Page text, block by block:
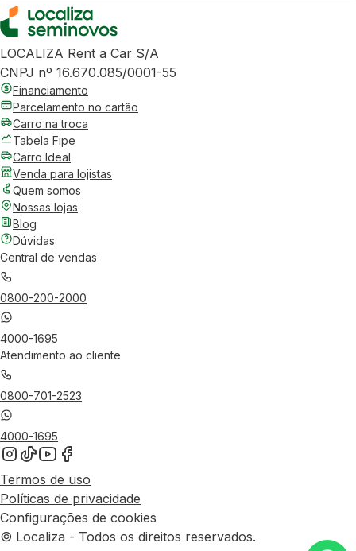
LOCALIZA Rent a Car S/A
CNPJ nº 16.670.085/0001-55
Financiamento
Parcelamento no cartão
Carro na troca
Tabela Fipe
Carro Ideal
Venda para lojistas
Quem somos
Nossas lojas
Blog
Dúvidas
Central de vendas
0800-200-2000
4000-1695
Atendimento ao cliente
0800-701-2523
4000-1695
Termos de uso
Políticas de privacidade
Configurações de cookies
© Localiza - Todos os direitos reservados.